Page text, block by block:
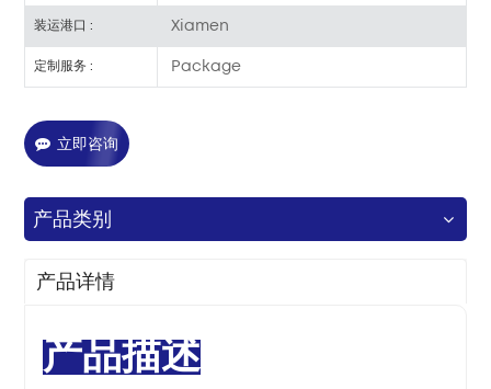
装运港口 : Xiamen
定制服务 : Package
立即咨询
产品类别
产品详情
产品描述